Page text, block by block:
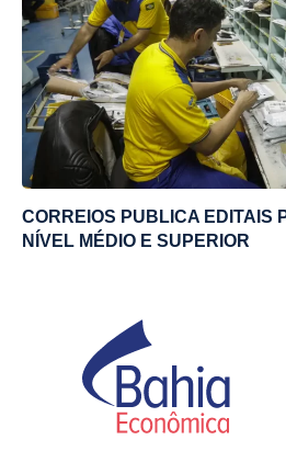
CORREIOS PUBLICA EDITAIS
NÍVEL MÉDIO E SUPERIOR